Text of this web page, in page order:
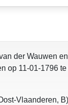
der Wauwen
op 11-01-1796
Vlaanderen,